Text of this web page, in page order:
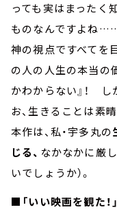
っても実はまったく
ものなんですよね
神の視点ですべてを
の人の人生の本当の
かわからない』！ し
お、生きることは素
本作は、私・宇多丸の
じる、 なかなかに厳
いでしょうか）。
■「いい映画を観た